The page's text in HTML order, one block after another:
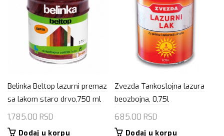
Belinka Beltop lazurni premaz
sa lakom staro drvo,750 ml
1,785.00 RSD
Dodaj u korpu
Zvezda Tankoslojna lazura
beozbojna, 0,75l
685.00 RSD
Dodaj u korpu